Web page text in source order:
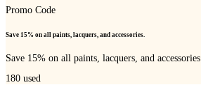
Promo Code
Save 15% on all paints, lacquers, and accessories.
Save 15% on all paints, lacquers, and accessories.
180 used